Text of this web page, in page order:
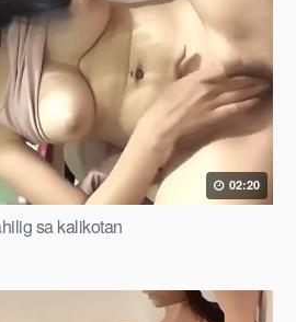
02:20
sa kalikotan